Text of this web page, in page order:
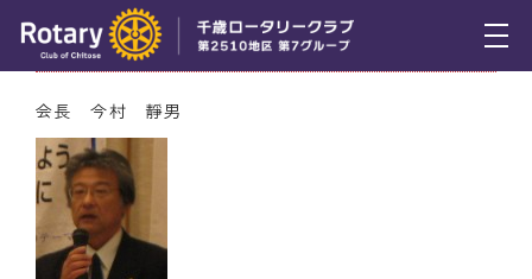
トピックス
例会報告
活動報告
理事会報告
1月19日（木） 会長挨拶
会長 今村 靜男